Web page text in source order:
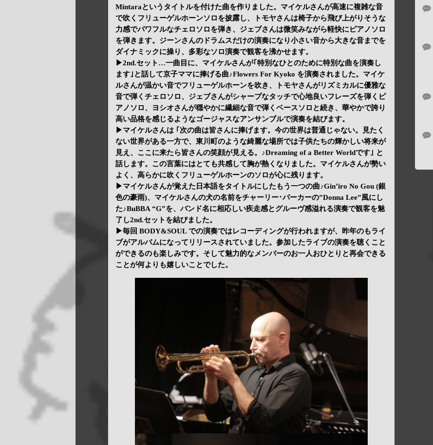
Mintaraというタイトルを付けた曲を作りました。マイケルさんが高速に複雑な音
で吹くフリューゲルホーンソロを披露し、トモヤさんは椅子から飛び上がりそうな
力感でパワフルなチェロソロを弾き、ジェブさんは微笑みながら軽快にピアノソロ
を弾きます。ジーンさんのドラムスだけの演奏になり小さい音から大きな音までを
ダイナミックに操り、多彩なソロ演奏で観客を沸かせます。
▶2nd.セット…一曲目に、マイケルさんが｢特別なひとのために特別な曲を演奏し
ます｣と話して京子ママに捧げる曲♪Flowers For Kyoko を演奏されました。マイケ
ルさんが温かい音でフリューゲルホーンを吹き、トモヤさんがリズミカルに優雅な
音で弾くチェロソロ、ジェブさんがシャープなタッチで心地良いフレーズを弾くピ
アノソロ、ヨシオさんが穏やかに繊細な音で弾くベースソロと続き、華やかで誇り
高い品格を感じるようなゴージャスなアンサンブルで演奏を結びます。
▶マイケルさんは ｢次の曲は皆さんに捧げます。今の世界は普通じゃない。見たく
ない世界がある一方で、東川町のような綺麗な場所では子供たちの輝かしい将来が
見え、ここに来たら皆さんの笑顔が見える。♪Dreaming of a Better Worldです｣ と
話します。この言葉にはとても共感して胸が熱くなりました。マイケルさんが勢い
よく、高らかに吹くフリューゲルホーンのソロが心に残ります。
▶マイケルさんが覚えた日本語をタイトルにしたもう一つの曲♪Gin’iro No Gou (銀
色の豪雨)、マイケルさんの犬の名前をチャーリー･パーカーの”Donna Lee”風にし
た♪BuBBA “G”を、バンド名に相応しい疾走感とグルーヴ感溢れる演奏で観客を魅
了し2nd.セットを結びました。
▶毎回 BODY&SOUL での演奏ではレコーディングが行われますが、昨年のもライ
ブがアルバムになってリリースされていました。参加したライブの演奏を聴くこと
ができるのも楽しみです。そして魅力的なメンバーのお一人おひとりと再会できる
ことが何よりも嬉しいことでした。